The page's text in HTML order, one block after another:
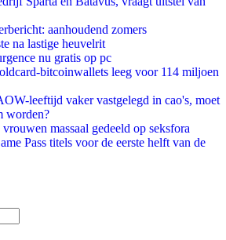
aanhoudend zomers
na lastige heuvelrit
nu gratis op pc
bitcoinwallets leeg voor 114 miljoen
leeftijd vaker vastgelegd in cao's, moet
worden?
massaal gedeeld op seksfora
Pass titels voor de eerste helft van de